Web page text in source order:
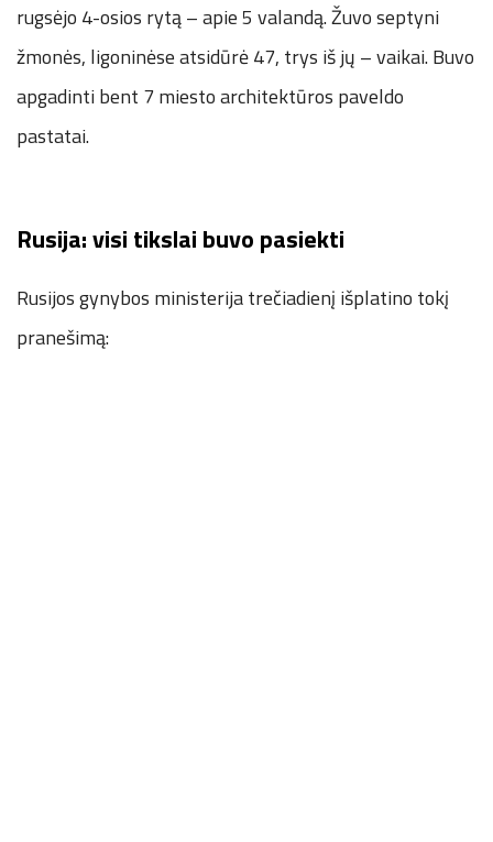
rugsėjo 4-osios rytą – apie 5 valandą. Žuvo septyni
žmonės, ligoninėse atsidūrė 47, trys iš jų – vaikai. Buvo
apgadinti bent 7 miesto architektūros paveldo
pastatai.
Rusija: visi tikslai buvo pasiekti
Rusijos gynybos ministerija trečiadienį išplatino tokį
pranešimą: